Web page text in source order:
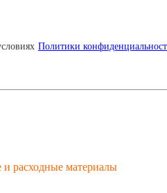
Политики
и расходные материалы